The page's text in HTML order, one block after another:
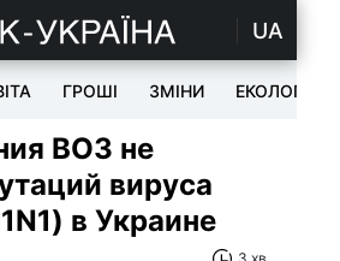
UA
ГРОШІ ЗМІНИ ЕКОЛОГІЯ
ВОЗ не
вируса
в Украине